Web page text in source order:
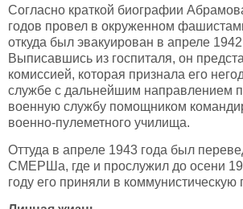
Согласно краткой биографии
годов провел в окруженном
откуда был эвакуирован в апреле 1942
Выписавшись из госпиталя, он
комиссией, которая признала его
службе с дальнейшим направлением
военную службу помощником
военно-пулеметного училища.
Оттуда в апреле 1943 года был
СМЕРШа, где и прослужил до осени
году его приняли в коммунистическую